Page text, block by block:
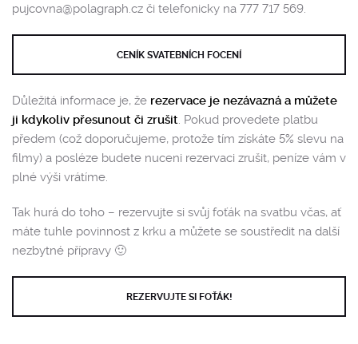
pujcovna@polagraph.cz či telefonicky na 777 717 569.
CENÍK SVATEBNÍCH FOCENÍ
Důležitá informace je, že rezervace je nezávazná a můžete
ji kdykoliv přesunout či zrušit. Pokud provedete platbu
předem (což doporučujeme, protože tím získáte 5% slevu na
filmy) a posléze budete nuceni rezervaci zrušit, peníze vám v
plné výši vrátíme.
Tak hurá do toho – rezervujte si svůj foťák na svatbu včas, ať
máte tuhle povinnost z krku a můžete se soustředit na další
nezbytné přípravy 🙂
REZERVUJTE SI FOŤÁK!